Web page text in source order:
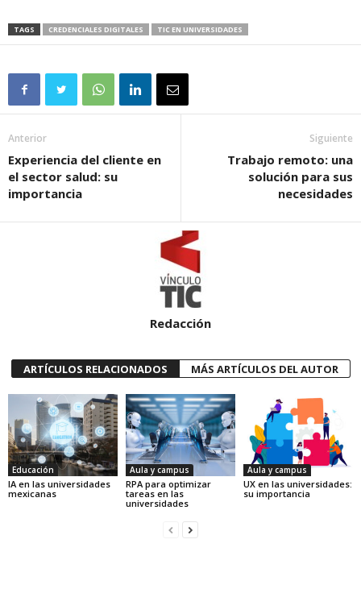
TAGS CREDENCIALES DIGITALES TIC EN UNIVERSIDADES
Anterior
Experiencia del cliente en
el sector salud: su
importancia
Siguiente
Trabajo remoto: una
solución para sus
necesidades
Redacción
ARTÍCULOS RELACIONADOS MÁS ARTÍCULOS DEL AUTOR
Educación
IA en las universidades
mexicanas
Aula y campus
RPA para optimizar
tareas en las
universidades
Aula y campus
UX en las universidades:
su importancia